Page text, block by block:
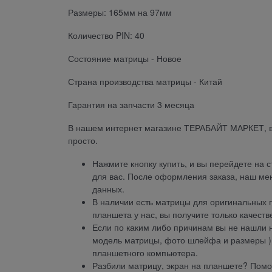
Размеры: 165мм на 97мм
Количество PIN: 40
Состояние матрицы - Новое
Страна производства матрицы - Китай
Гарантия на запчасти 3 месяца
В нашем интернет магазине ТЕРАБАЙТ МАРКЕТ,
просто.
Нажмите кнопку купить, и вы перейдете на
для вас. После оформления заказа, наш
данных.
В наличии есть матрицы для оригинальных
планшета у нас, вы получите только
Если по каким либо причинам вы не нашли
модель матрицы, фото шлейфа и размеры )
планшетного компьютера.
Разбили матрицу, экран на планшете?